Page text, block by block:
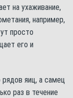
на ухаживание,
например,
просто
его и
яиц, а самец
раз в течение